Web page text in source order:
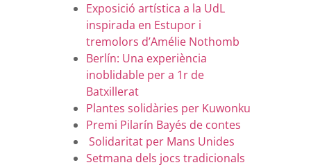
Exposició artística a la UdL
inspirada en Estupor i
tremolors d’Amélie Nothomb
Berlín: Una experiència
inoblidable per a 1r de
Batxillerat
Plantes solidàries per Kuwonku
Premi Pilarín Bayés de contes
Solidaritat per Mans Unides
Setmana dels jocs tradicionals